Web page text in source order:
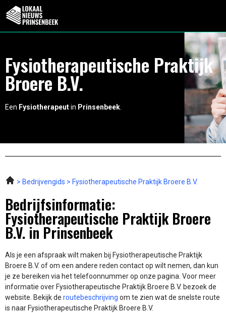
Fysiotherapeutische Praktijk
Broere B.V.
Een Fysiotherapeutin Prinsenbeek
Bedrijvengids Fysiotherapeutische Praktijk Broere B.V.
Bedrijfsinformatie:
Fysiotherapeutische Praktijk Broere
B.V. in Prinsenbeek
Als je een afspraak wilt maken bij Fysiotherapeutische Praktijk
Broere B.V. of om een andere reden contact op wilt nemen, dan kun
je ze bereiken via het telefoonnummer op onze pagina. Voor meer
informatie over Fysiotherapeutische Praktijk Broere B.V. bezoek de
website. Bekijk de routebeschrijving om te zien wat de snelste route
is naar Fysiotherapeutische Praktijk Broere B.V.